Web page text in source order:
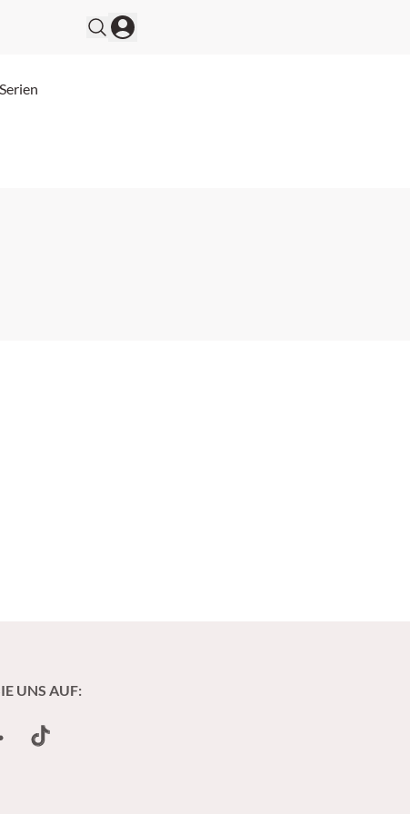
UNS AUF:
TikTok